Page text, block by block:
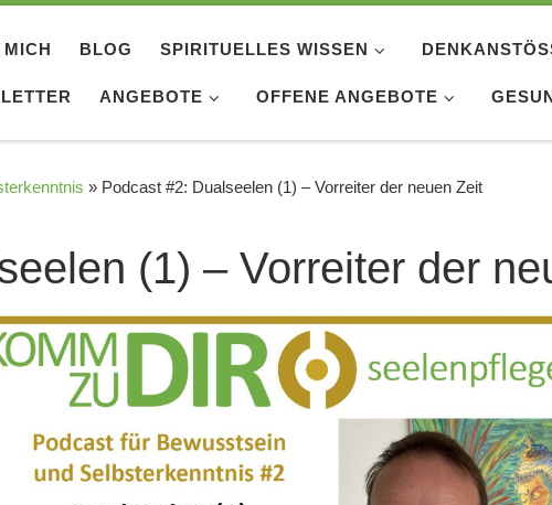
BLOG SPIRITUELLES WISSEN
ANGEBOTE OFFENE ANGEBOTE
» Podcast #2: Dualseelen (1) – Vorreiter der neuen Zeit
(1) – Vorreiter der